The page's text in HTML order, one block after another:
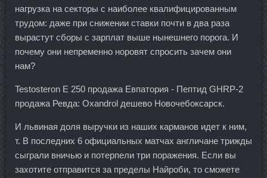
нагрузка на секторы с наиболее квалифицированным
трудом: даже при снижении ставки почти в два раза
вырастут сборы с зарплат выше нынешнего порога. И
почему они непременно норовят спросить зачем они
нам?
Testosteron E 250 продажа Евпатория - Пептид GHRP-2
продажа Ревда: Oxandrol дешево Новочебоксарск.
И львиная доля выручки из наших карманов идет к ним,
т. В последних 6 официальных матчах англичане трижды
сыграли вничью и потерпели три поражения. Если вы
захотите отправится за пределы Найроби, то сможете